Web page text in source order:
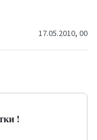
17.05.2010, 00:00
!